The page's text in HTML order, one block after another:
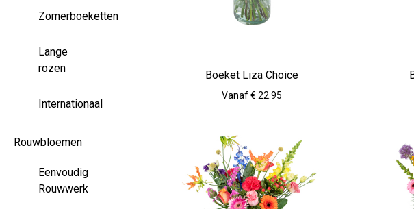
Zomerboeketten
Lange
rozen
Internationaal
Rouwbloemen
Eenvoudig
Rouwwerk
Boeket Liza Choice
Vanaf € 22.95